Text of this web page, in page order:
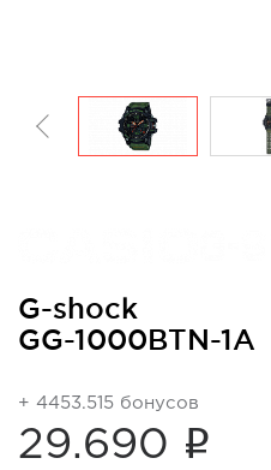
G-shock
GG-1000BTN-1A
+ 4453.515 бонусов
29.690 i